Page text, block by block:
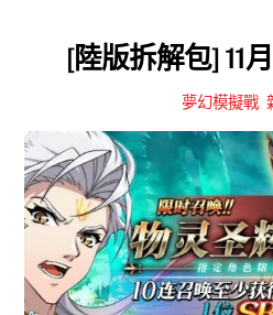
[陸版拆解包] 11
夢幻模擬戰,